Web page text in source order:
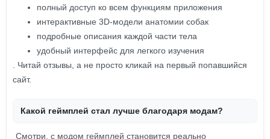
полный доступ ко всем функциям приложения
интерактивные 3D-модели анатомии собак
подробные описания каждой части тела
удобный интерфейс для легкого изучения
. Читай отзывы, а не просто кликай на первый попавшийся
сайт.
Какой геймплей стал лучше благодаря модам?
Смотри, с модом геймплей становится реально